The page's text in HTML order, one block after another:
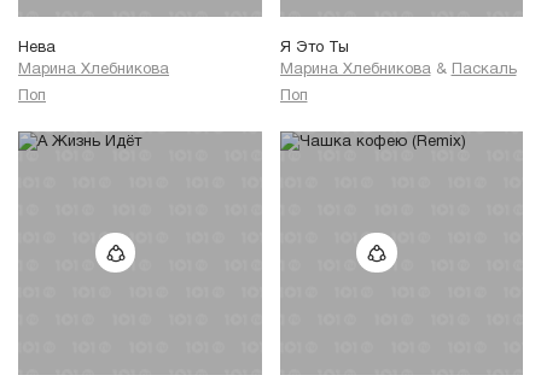
Нева
Марина Хлебникова
Поп
Я Это Ты
Марина Хлебникова &
Паскаль
Поп